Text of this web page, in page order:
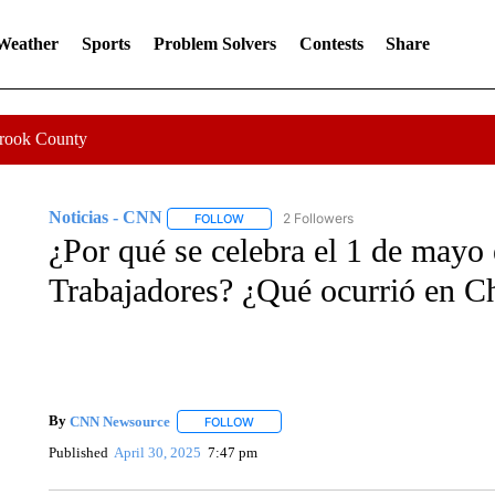
Sports Problem Solvers Contests Share
County
Noticias - CNN FOLLOWFOLLOW "NOTICIAS - CNN" TO RECEIVE
2 Followers
¿Por qué se celebra el 1 de
Trabajadores? ¿Qué ocurrió en
By CNN Newsource FOLLOWFOLLOW "" TO RECEIVE NOTIFICATIONS
Published April 30, 2025 7:47 pm